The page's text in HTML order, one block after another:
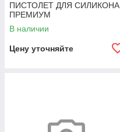
ПИСТОЛЕТ ДЛЯ СИЛИКОНА
ПРЕМИУМ
В наличии
Цену уточняйте